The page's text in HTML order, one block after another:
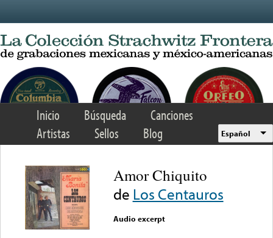
Inicio Búsqueda
Canciones
Artistas
Sellos Blog Español
Amor Chiquito
de Los Centauros
Audio excerpt